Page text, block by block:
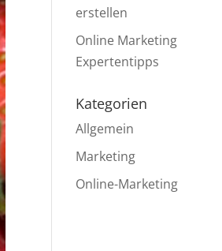
erstellen
Online Marketing
Expertentipps
Kategorien
Allgemein
Marketing
Online-Marketing